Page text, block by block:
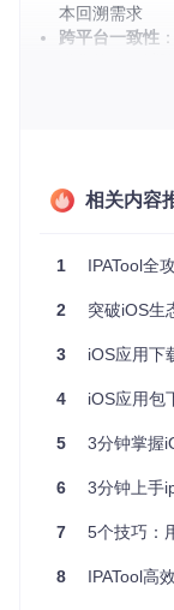
本回溯需求
跨平台一致性
操作体验，消
对于移动开发工
快速上手：
操作系统
：
macOS 10.14+
账户条件：有
两种安装途径
源码编译安装 ：
# 克隆项目仓库
cd
ipatool
相关内容
1 IPATool全
2 突破iOS生态
3 iOS应用下
4 iOS应用包
5 3分钟掌握
6 3分钟上手
7 5个技巧：
8 IPATool高